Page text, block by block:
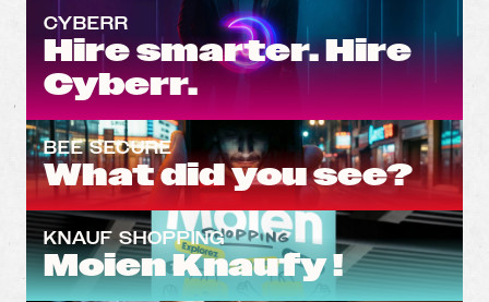
CYBERR
Hire smarter. Hire
Cyberr.
BEE SECURE
What did you see?
KNAUF SHOPPING
Moien Knaufy !